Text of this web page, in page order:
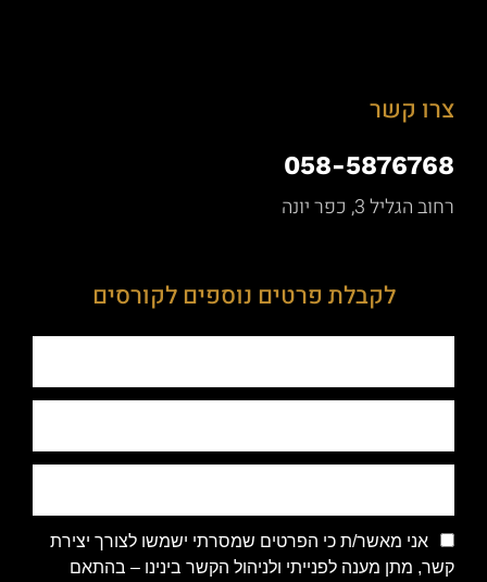
צרו קשר
058-5876768
רחוב הגליל 3, כפר יונה
לקבלת פרטים נוספים לקורסים
אני מאשר/ת כי הפרטים שמסרתי ישמשו לצורך יצירת
קשר, מתן מענה לפנייתי ולניהול הקשר בינינו – בהתאם